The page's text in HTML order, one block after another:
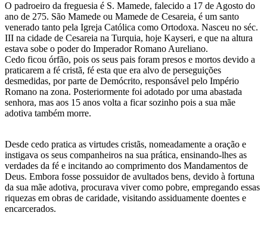
O padroeiro da freguesia é S. Mamede, falecido a 17 de Agosto do
ano de 275. São Mamede ou Mamede de Cesareia, é um santo
venerado tanto pela Igreja Católica como Ortodoxa. Nasceu no séc.
III na cidade de Cesareia na Turquia, hoje Kayseri, e que na altura
estava sobe o poder do Imperador Romano Aureliano.
Cedo ficou órfão, pois os seus pais foram presos e mortos devido a
praticarem a fé cristã, fé esta que era alvo de perseguições
desmedidas, por parte de Demócrito, responsável pelo Império
Romano na zona. Posteriormente foi adotado por uma abastada
senhora, mas aos 15 anos volta a ficar sozinho pois a sua mãe
adotiva também morre.
Desde cedo pratica as virtudes cristãs, nomeadamente a oração e
instigava os seus companheiros na sua prática, ensinando-lhes as
verdades da fé e incitando ao comprimento dos Mandamentos de
Deus. Embora fosse possuidor de avultados bens, devido à fortuna
da sua mãe adotiva, procurava viver como pobre, empregando essas
riquezas em obras de caridade, visitando assiduamente doentes e
encarcerados.